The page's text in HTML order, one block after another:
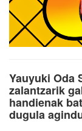
Yauyuki Oda
zalantzarik
handienak
dugula